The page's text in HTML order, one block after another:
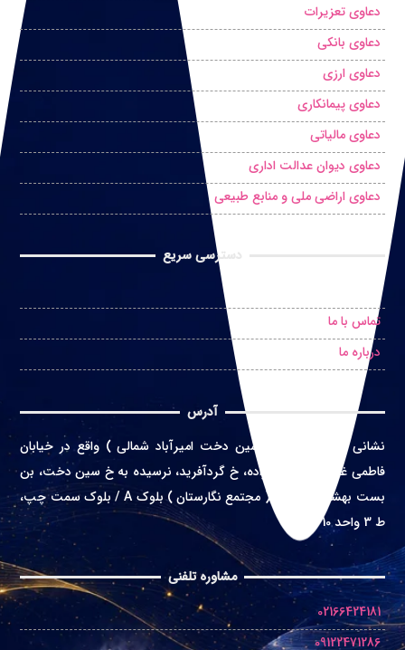
دعاوی تعزیرات
دعاوی بانکی
دعاوی ارزی
دعاوی پیمانکاری
دعاوی مالیاتی
دعاوی دیوان عدالت اداری
دعاوی اراضی ملی و منابع طبیعی
دسترسی سریع
تماس با ما
درباره ما
آدرس
نشانی: تهران ( محله سین دخت امیرآباد شمالی ) واقع در خیابان
فاطمی غربی، خ اعتماد زاده، خ گردآفرید، نرسیده به خ سین دخت، بن
بست بهشت، پلاک 4 ( مجتمع نگارستان ) بلوک A / بلوک سمت چپ،
ط 3 واحد 10
مشاوره تلفنی
02166424181
09122471286